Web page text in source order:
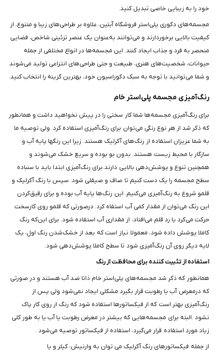
خود را به زیبایی خاصی تبدیل کنید.
مجسمه‌های دکوری پلی‌استر فروشگاه آبتین، علاوه بر طراحی‌های زیبا و متنوع، از
کیفیت بالایی برخوردارند و می‌توانند به‌عنوان یک عنصر تزئینی شاخص، فضایی
منحصر به فرد و جذاب ایجاد کنند. این مجسمه‌ها در انواع مختلفی از جمله
حیوانات، شخصیت‌های هنری، طبیعت و حتی طراحی‌های انتزاعی تولید می‌شوند
و شما می‌توانید با توجه به سبک دکوراسیون خود، بهترین گزینه را انتخاب کنید.
رنگ‌آمیزی مجسمه پلی‌استر خام
برای رنگ‌آمیزی مجسمه‌ها شما کار سختی را در پیش نخواهید داشت و همانطور
که ذکر شد از هر نوع رنگی می‌توان برای رنگ‌آمیزی استفاده کرد. ولی توصیه ما
به شما عزیزان استفاده از رنگ‌های آکرلیک هستند. زیرا این رنگ‎ها پایه آب و
سازگار با محیط ‌زیست هستند. بدون بو بوده و سریع خشک می‌شوند و
همچنین تنوع و پوشش‌دهی بالایی دارند.برای رنگ‌آمیزی ابتدا باید با سنباده
سطح مجسمه را یک دست کنیم تا صاف و صیقلی شود. سپس با رنگ آکرلیک و
قلمو شروع به رنگ‌آمیزی می‌کنیم. این رنگ‌ها پایه آب بوده و برای رقیق‌کردن
این رنگ می‌توان از.مقدار کمی آب استفاه کرد. درصورتی که قلمو روی کارسخت
حرکت می‌کرد یا رد قلم می‌افتاد، از مقداری آب استفاده شود. برای این‌که رنگ
کاملا پوشش داده شود، معمولا نیاز است که بعد از خشک‌شدن رنگ اول، یک
لایه دیگر روی آن رنگ‌آمیزی شود تا سطح کاملا پوشش‌دهی شود.
استفاده از تثبیت کننده برای محافظت از رنگ
همانطور که ذکر شد مجسمه‌های پلی‌استر خام ذاتا ضد آب هستند و در صورتی
که درمعرض آب یا رطوبت قرار بگیرد مشکلی ایجاد نمی‌شود ولی پس از
رنگ‌آمیزی بهتر است که از فیکساتورها استفاده شود که رنگ از روی کار پاک
نشود .البته برای مجسمه‌هایی که بیشتر در معرض رطوبت یا آب یا به طور کلی
زیاد مورد استفاده قرار می‌گیرد، استفاده از فیکساتور توصیه می‌شود .
از جمله فیکساتورهای رنگ آکرلیک می توان به وارنیش، کیلر و یا